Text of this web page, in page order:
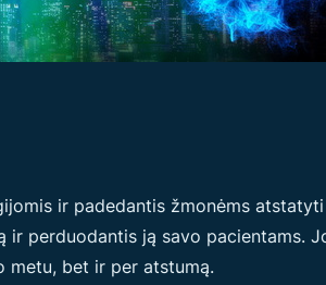
ir padedantis žmonėms
perduodantis ją savo pacientams.
metu, bet ir per atstumą.